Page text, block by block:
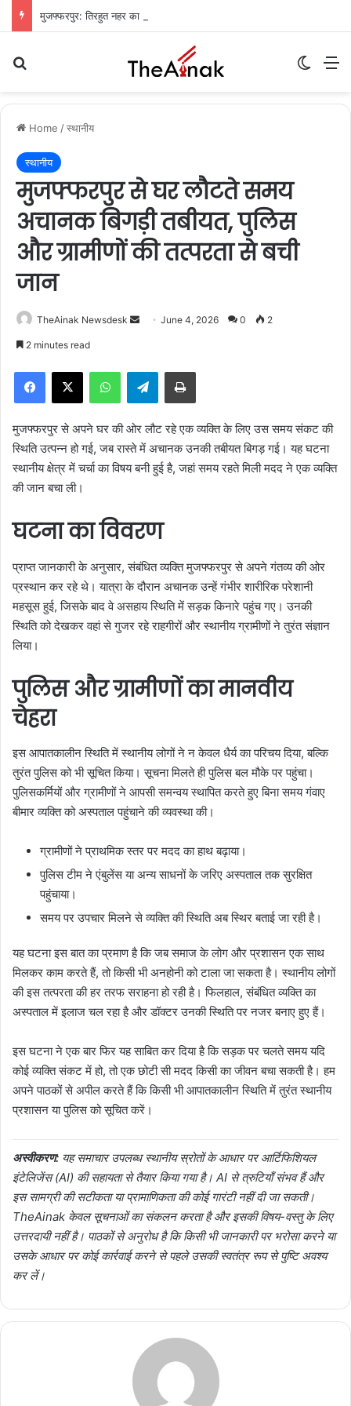
Home /स्थानीय
स्थानीय
मुजफ्फरपुर से घर लौटते समय
अचानक बिगड़ी तबीयत, पुलिस
और ग्रामीणों की तत्परता से बची
जान
TheAinak Newsdesk
a
e
m
a
June 4, 2026 0 2
2 minutes read
Telegram
मुजफ्फरपुर से अपने घर की ओर लौट रहे एक व्यक्ति के लिए उस समय संकट की
स्थिति उत्पन्न हो गई, जब रास्ते में अचानक उनकी तबीयत बिगड़ गई। यह घटना
स्थानीय क्षेत्र में चर्चा का विषय बनी हुई है, जहां समय रहते मिली मदद ने एक व्यक्ति
की जान बचा ली।
घटना का विवरण
प्राप्त जानकारी के अनुसार, संबंधित व्यक्ति मुजफ्फरपुर से अपने गंतव्य की ओर
प्रस्थान कर रहे थे। यात्रा के दौरान अचानक उन्हें गंभीर शारीरिक परेशानी
महसूस हुई, जिसके बाद वे असहाय स्थिति में सड़क किनारे पहुंच गए। उनकी
स्थिति को देखकर वहां से गुजर रहे राहगीरों और स्थानीय ग्रामीणों ने तुरंत संज्ञान
लिया।
पुलिस और ग्रामीणों का मानवीय
चेहरा
इस आपातकालीन स्थिति में स्थानीय लोगों ने न केवल धैर्य का परिचय दिया, बल्कि
तुरंत पुलिस को भी सूचित किया। सूचना मिलते ही पुलिस बल मौके पर पहुंचा।
पुलिसकर्मियों और ग्रामीणों ने आपसी समन्वय स्थापित करते हुए बिना समय गंवाए
बीमार व्यक्ति को अस्पताल पहुंचाने की व्यवस्था की।
ग्रामीणों ने प्राथमिक स्तर पर मदद का हाथ बढ़ाया।
पुलिस टीम ने एंबुलेंस या अन्य साधनों के जरिए अस्पताल तक सुरक्षित
पहुंचाया।
समय पर उपचार मिलने से व्यक्ति की स्थिति अब स्थिर बताई जा रही है।
यह घटना इस बात का प्रमाण है कि जब समाज के लोग और प्रशासन एक साथ
मिलकर काम करते हैं, तो किसी भी अनहोनी को टाला जा सकता है। स्थानीय लोगों
की इस तत्परता की हर तरफ सराहना हो रही है। फिलहाल, संबंधित व्यक्ति का
अस्पताल में इलाज चल रहा है और डॉक्टर उनकी स्थिति पर नजर बनाए हुए हैं।
इस घटना ने एक बार फिर यह साबित कर दिया है कि सड़क पर चलते समय यदि
कोई व्यक्ति संकट में हो, तो एक छोटी सी मदद किसी का जीवन बचा सकती है। हम
अपने पाठकों से अपील करते हैं कि किसी भी आपातकालीन स्थिति में तुरंत स्थानीय
प्रशासन या पुलिस को सूचित करें।
अस्वीकरण: यह समाचार उपलब्ध स्थानीय स्रोतों के आधार पर आर्टिफिशियल
इंटेलिजेंस (AI) की सहायता से तैयार किया गया है। AI से त्रुटियाँ संभव हैं और
इस सामग्री की सटीकता या प्रामाणिकता की कोई गारंटी नहीं दी जा सकती।
TheAinak केवल सूचनाओं का संकलन करता है और इसकी विषय-वस्तु के लिए
उत्तरदायी नहीं है। पाठकों से अनुरोध है कि किसी भी जानकारी पर भरोसा करने या
उसके आधार पर कोई कार्रवाई करने से पहले उसकी स्वतंत्र रूप से पुष्टि अवश्य
कर लें।